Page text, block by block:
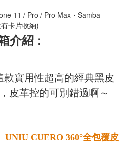
介紹 :
實用性超高的經典黑皮
皮革控的可別錯過啊～
UNIU CUERO 360°全包覆皮